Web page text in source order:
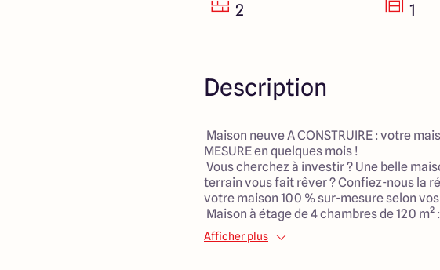
2 1
Description
Maison neuve A CONSTRUIRE : votre
MESURE en quelques mois !
Vous cherchez à investir ? Une belle
terrain vous fait rêver ? Confiez-nous la
votre maison 100 % sur-mesure selon
Maison à étage de 4 chambres de 120 m² :
• Pièce de vie de 50 m² avec cuisine
baies vitrées sur jardin
Afficher plus